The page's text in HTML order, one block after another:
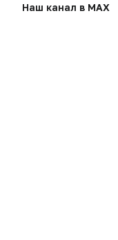
Наш канал в MAX